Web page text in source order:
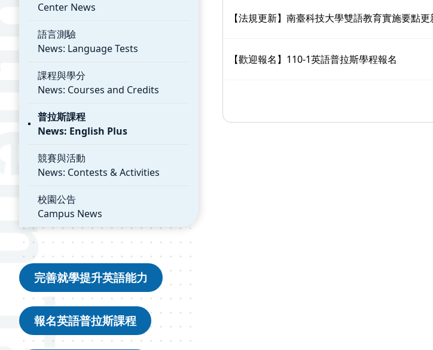
Center News
語言測驗
News: Language Tests
課程與學分
News: Courses and Credits
普拉斯課程
News: English Plus
競賽與活動
News: Contests & Activities
校園公告
Campus News
完善就學提升英語能力
報名英語普拉斯課程
【法規更新】南臺科技大學雙語教育實施要點更
【歡迎報名】110-1英語普拉斯學程報名